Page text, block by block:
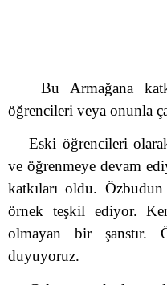
Bu Armağana
öğrencileri veya onunla
Eski öğrencileri
ve öğrenmeye devam
katkıları oldu.
örnek teşkil ediyor.
olmayan bir şanstır.
duyuyoruz.